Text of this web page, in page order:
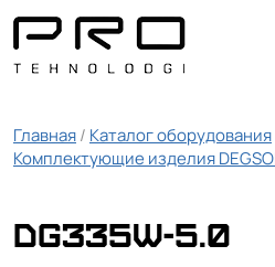
Главная/ Каталог оборудования
Комплектующие изделия
DG335W-5.0